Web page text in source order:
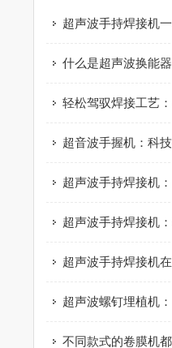
什么是超声波换能器